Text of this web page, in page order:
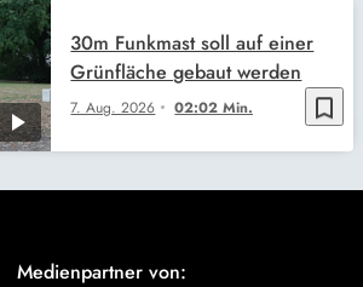
bookmark_border
7. Aug. 2026 02:02 Min.
30m Funkmast soll auf einer
Grünfläche gebaut werden
Medienpartner von: